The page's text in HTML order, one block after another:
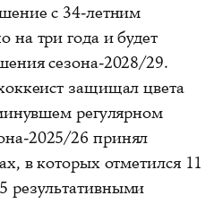
с 34-летним
на три года и будет
сезона-2028/29.
защищал цвета
регулярном
2025/26 принял
в которых отметился 11
результативными